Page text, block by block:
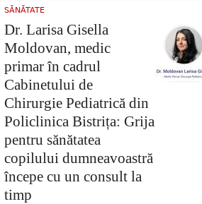
SĂNĂTATE
Dr. Larisa Gisella
Moldovan, medic
primar în cadrul
Cabinetului de
Chirurgie Pediatrică din
Policlinica Bistrița: Grija
pentru sănătatea
copilului dumneavoastră
începe cu un consult la
timp